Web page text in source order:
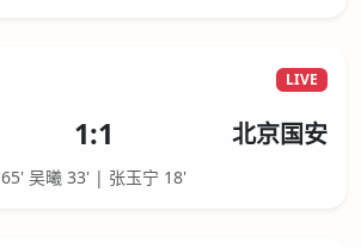
LIVE
1:1 北京国安
65' 吴曦 33' | 张玉宁 18'